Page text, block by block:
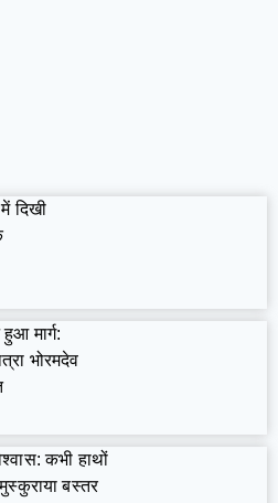
दिखी
मार्ग:
भोरमदेव
कभी हाथों
बस्तर